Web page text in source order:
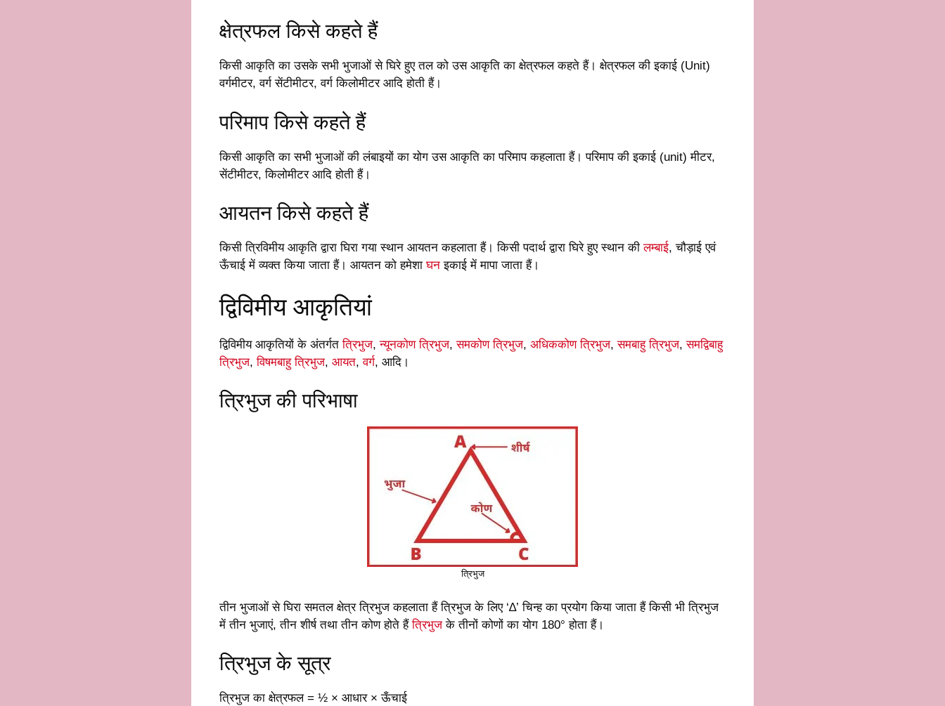
क्षेत्रफल किसे कहते हैं
किसी आकृति का उसके सभी भुजाओं से घिरे हुए तल को उस आकृति का क्षेत्रफल कहते हैं। क्षेत्रफल की इकाई (Unit)
वर्गमीटर, वर्ग सेंटीमीटर, वर्ग किलोमीटर आदि होती हैं।
परिमाप किसे कहते हैं
किसी आकृति का सभी भुजाओं की लंबाइयों का योग उस आकृति का परिमाप कहलाता हैं। परिमाप की इकाई (unit) मीटर,
सेंटीमीटर, किलोमीटर आदि होती हैं।
आयतन किसे कहते हैं
किसी त्रिविमीय आकृति द्वारा घिरा गया स्थान आयतन कहलाता हैं। किसी पदार्थ द्वारा घिरे हुए स्थान कीलम्बाई, चौड़ाई एवं
ऊँचाई में व्यक्त किया जाता हैं। आयतन को हमेशाघन इकाई में मापा जाता हैं।
द्विविमीय आकृतियां
द्विविमीय आकृतियों के अंतर्गतत्रिभुज,न्यूनकोण त्रिभुज,समकोण त्रिभुज, अधिककोण त्रिभुज,समबाहु त्रिभुज,समद्विबाहु
त्रिभुज,विषमबाहु त्रिभुज, आयत,वर्ग, आदि।
त्रिभुज की परिभाषा
त्रिभुज
तीन भुजाओं से घिरा समतल क्षेत्र त्रिभुज कहलाता हैं त्रिभुज के लिए ‘∆’ चिन्ह का प्रयोग किया जाता हैं किसी भी त्रिभुज
में तीन भुजाएं, तीन शीर्ष तथा तीन कोण होते हैंत्रिभुजके तीनों कोणों का योग 180° होता हैं।
त्रिभुज के सूत्र
त्रिभुज का क्षेत्रफल = ½ × आधार × ऊँचाई